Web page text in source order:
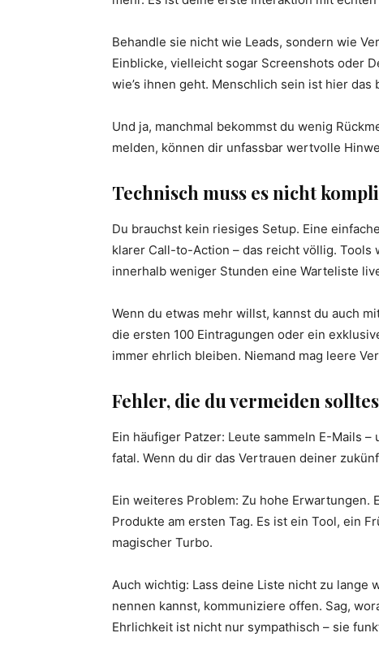
Behandle sie nicht wie Leads, sondern wie
Einblicke, vielleicht sogar Screenshots oder
wie’s ihnen geht. Menschlich sein ist hier das
Und ja, manchmal bekommst du wenig
melden, können dir unfassbar wertvolle
Technisch muss es nicht
Du brauchst kein riesiges Setup. Eine
klarer Call-to-Action – das reicht völlig.
innerhalb weniger Stunden eine Warteliste
Wenn du etwas mehr willst, kannst du auch
die ersten 100 Eintragungen oder ein
immer ehrlich bleiben. Niemand mag leere
Fehler, die du vermeiden
Ein häufiger Patzer: Leute sammeln E-Mails
fatal. Wenn du dir das Vertrauen deiner
Ein weiteres Problem: Zu hohe Erwartungen.
Produkte am ersten Tag. Es ist ein Tool, ein
magischer Turbo.
Auch wichtig: Lass deine Liste nicht zu lange
nennen kannst, kommuniziere offen. Sag,
Ehrlichkeit ist nicht nur sympathisch – sie